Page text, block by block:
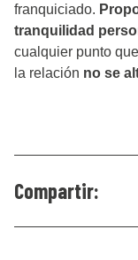
franquiciado.
tranquilidad
cualquier punto
la relación no se
Compartir: